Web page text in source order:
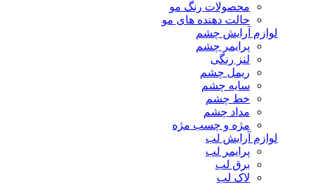
محصولات رنگ مو
حالت دهنده های مو
لوازم آرایش چشم
پرایمر چشم
لنز رنگی
ریمل چشم
سایه چشم
خط چشم
مداد چشم
مژه و چسب مژه
لوازم آرایش لب
پرایمر لب
برق لب
لاک لب